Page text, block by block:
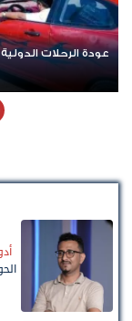
عودة الرحلات